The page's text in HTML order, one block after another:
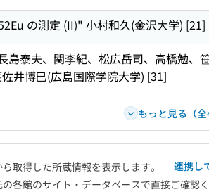
の測定 (II)" 小村和久(金沢大学) [21]
泰夫、関李紀、松広岳司、高橋勉
井博巳(広島国際学院大学) [31]
もっと見る（全
取得した所蔵情報を表示します。
連携し
各館のサイト・データベースで直接ご確認